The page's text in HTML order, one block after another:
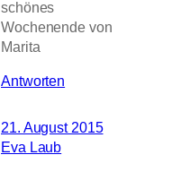
schönes
Wochenende von
Marita
Antworten
21. August 2015
Eva Laub